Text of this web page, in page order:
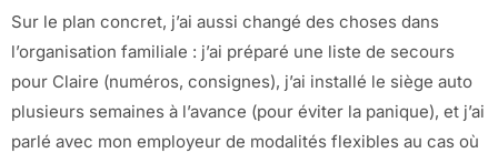
Sur le plan concret, j’ai aussi changé des choses dans
l’organisation familiale : j’ai préparé une liste de secours
pour Claire (numéros, consignes), j’ai installé le siège auto
plusieurs semaines à l’avance (pour éviter la panique), et j’ai
parlé avec mon employeur de modalités flexibles au cas où